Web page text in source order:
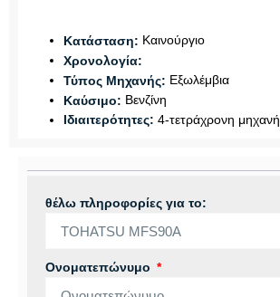
Κατάσταση: Καινούργιο
Χρονολογία:
Τύπος Μηχανής: Εξωλέμβια
Καύσιμο: Βενζίνη
Ιδιαιτερότητες: 4-τετράχρονη μηχανή
θέλω πληροφορίες για το:
Ονοματεπώνυμο